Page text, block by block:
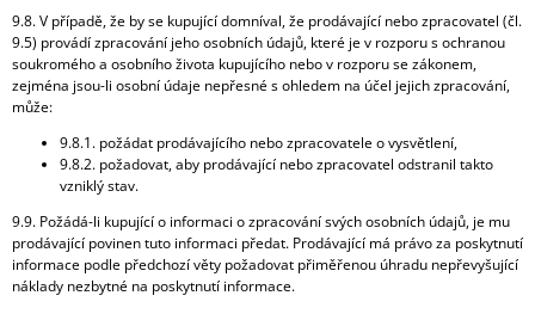
9.8. V případě, že by se kupující domníval, že prodávající nebo zpracovatel (čl.
9.5) provádí zpracování jeho osobních údajů, které je v rozporu s ochranou
soukromého a osobního života kupujícího nebo v rozporu se zákonem,
zejména jsou-li osobní údaje nepřesné s ohledem na účel jejich zpracování,
může:
9.8.1. požádat prodávajícího nebo zpracovatele o vysvětlení,
9.8.2. požadovat, aby prodávající nebo zpracovatel odstranil takto
vzniklý stav.
9.9. Požádá-li kupující o informaci o zpracování svých osobních údajů, je mu
prodávající povinen tuto informaci předat. Prodávající má právo za poskytnutí
informace podle předchozí věty požadovat přiměřenou úhradu nepřevyšující
náklady nezbytné na poskytnutí informace.